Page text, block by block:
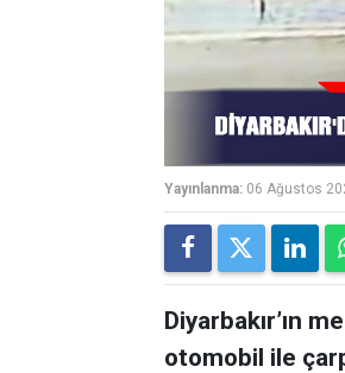
Yayınlanma: 06 Ağustos
Diyarbakır’ın
otomobil ile